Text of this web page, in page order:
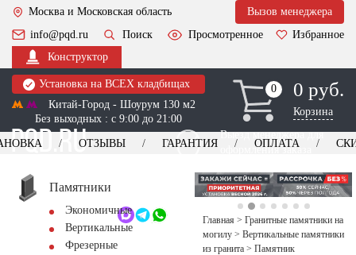
Москва и Московская область
Вызов менеджера
info@pqd.ru
Поиск Просмотренное
Избранное
Конструктор
Установка на ВСЕХ кладбищах
Китай-Город - Шоурум 130 м2
Без выходных : с 9:00 до 21:00
0
0 0 руб.
Корзина
Выезд менеджера для
оформления заказа
+7 (495) 518-44-23
Обратный звонок
ОТЗЫВЫ ГАРАНТИЯ ОПЛАТА
Памятники
Экономичные
Вертикальные
Фрезерные
Главная > Гранитные памятники на
могилу > Вертикальные памятники
из гранита > Памятник